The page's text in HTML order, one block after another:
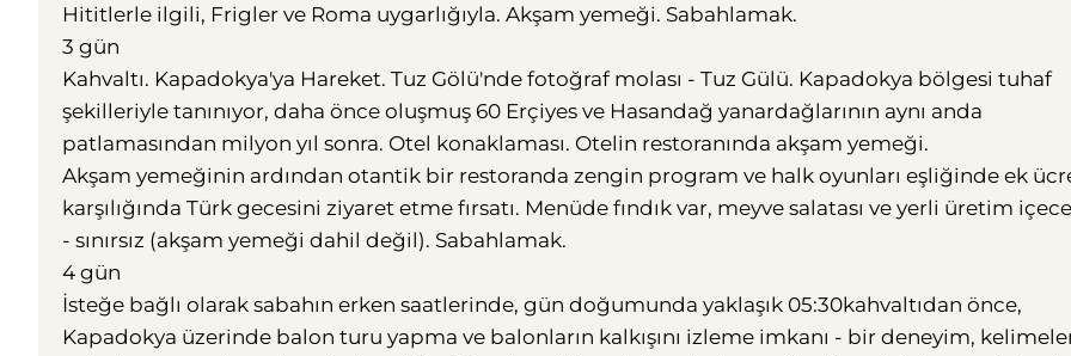
Hititlerle ilgili, Frigler ve Roma uygarlığıyla. Akşam yemeği. Sabahlamak.
3 gün
Kahvaltı. Kapadokya'ya Hareket. Tuz Gölü'nde fotoğraf molası - Tuz Gülü. Kapadokya bölgesi tuhaf
şekilleriyle tanınıyor, daha önce oluşmuş 60 Erçiyes ve Hasandağ yanardağlarının aynı anda
patlamasından milyon yıl sonra. Otel konaklaması. Otelin restoranında akşam yemeği.
Akşam yemeğinin ardından otantik bir restoranda zengin program ve halk oyunları eşliğinde ek
karşılığında Türk gecesini ziyaret etme fırsatı. Menüde fındık var, meyve salatası ve yerli üretim
- sınırsız (akşam yemeği dahil değil). Sabahlamak.
4 gün
İsteğe bağlı olarak sabahın erken saatlerinde, gün doğumunda yaklaşık 05:30kahvaltıdan önce,
Kapadokya üzerinde balon turu yapma ve balonların kalkışını izleme imkanı - bir deneyim,